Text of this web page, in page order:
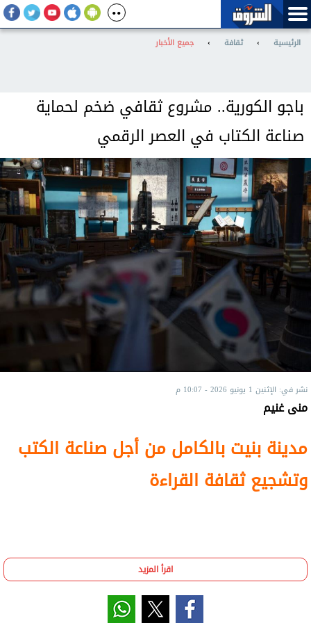
الرئيسية › ثقافة › جميع الأخبار
باجو الكورية.. مشروع ثقافي ضخم لحماية
صناعة الكتاب في العصر الرقمي
نشر في: الإثنين 1 يونيو 2026 - 10:07 م
منى غنيم
مدينة بنيت بالكامل من أجل صناعة الكتب
وتشجيع ثقافة القراءة
نشرت صحيفة "النيويورك تايمز" تقريرًا عن تجربة
"مدينة باجو للكتب" في كوريا الجنوبية، وهي مجمع
اقرأ المزيد